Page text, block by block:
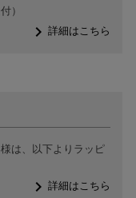
）
navigate_next詳細はこちら
は、以下よりラッピ
navigate_next詳細はこちら